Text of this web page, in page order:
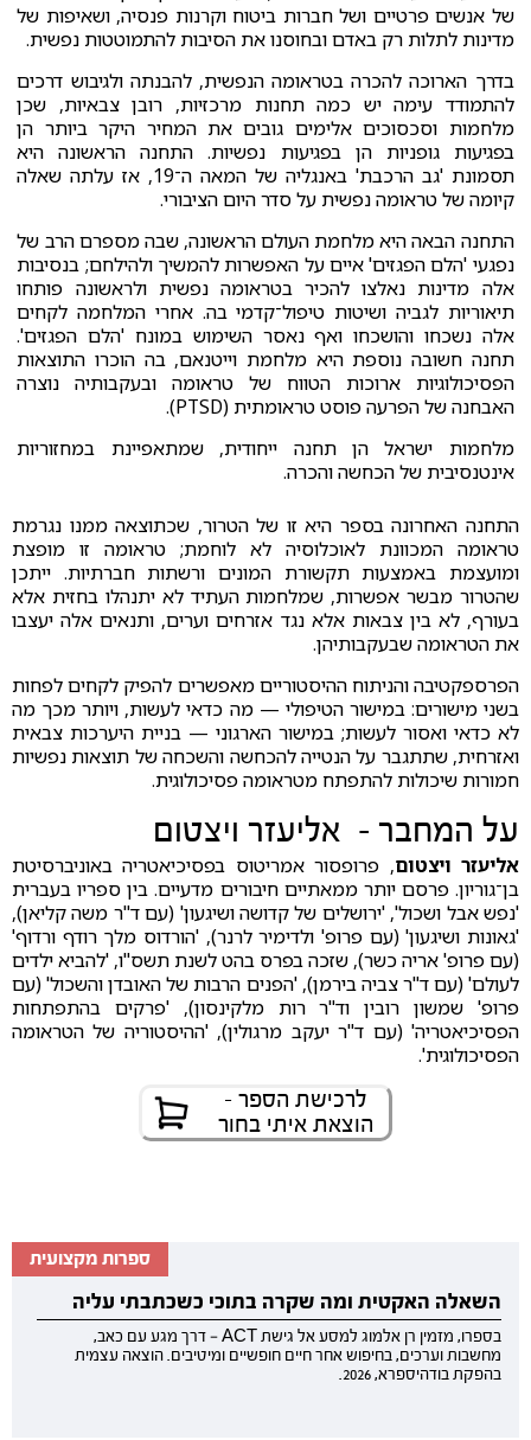
של אנשים פרטיים ושל חברות ביטוח וקרנות פנסיה, ושאיפות של
מדינות לתלות רק באדם ובחוסנו את הסיבות להתמוטטות נפשית.
בדרך הארוכה להכרה בטראומה הנפשית, להבנתה ולגיבוש דרכים
להתמודד עימה יש כמה תחנות מרכזיות, רובן צבאיות, שכן
מלחמות וסכסוכים אלימים גובים את המחיר היקר ביותר הן
בפגיעות גופניות הן בפגיעות נפשיות. התחנה הראשונה היא
תסמונת 'גב הרכבת' באנגליה של המאה ה־19, אז עלתה שאלה
קיומה של טראומה נפשית על סדר היום הציבורי.
התחנה הבאה היא מלחמת העולם הראשונה, שבה מספרם הרב של
נפגעי 'הלם הפגזים' איים על האפשרות להמשיך ולהילחם; בנסיבות
אלה מדינות נאלצו להכיר בטראומה נפשית ולראשונה פותחו
תיאוריות לגביה ושיטות טיפול־קדמי בה. אחרי המלחמה לקחים
אלה נשכחו והושכחו ואף נאסר השימוש במונח 'הלם הפגזים'.
תחנה חשובה נוספת היא מלחמת וייטנאם, בה הוכרו התוצאות
הפסיכולוגיות ארוכות הטווח של טראומה ובעקבותיה נוצרה
האבחנה של הפרעה פוסט טראומתית (PTSD).
מלחמות ישראל הן תחנה ייחודית, שמתאפיינת במחזוריות
אינטנסיבית של הכחשה והכרה.
התחנה האחרונה בספר היא זו של הטרור, שכתוצאה ממנו נגרמת
טראומה המכוונת לאוכלוסיה לא לוחמת; טראומה זו מופצת
ומועצמת באמצעות תקשורת המונים ורשתות חברתיות. ייתכן
שהטרור מבשר אפשרות, שמלחמות העתיד לא יתנהלו בחזית אלא
בעורף, לא בין צבאות אלא נגד אזרחים וערים, ותנאים אלה יעצבו
את הטראומה שבעקבותיהן.
הפרספקטיבה והניתוח ההיסטוריים מאפשרים להפיק לקחים לפחות
בשני מישורים: במישור הטיפולי — מה כדאי לעשות, ויותר מכך מה
לא כדאי ואסור לעשות; במישור הארגוני — בניית היערכות צבאית
ואזרחית, שתתגבר על הנטייה להכחשה והשכחה של תוצאות נפשיות
חמורות שיכולות להתפתח מטראומה פסיכולוגית.
על המחבר - אליעזר ויצטום
אליעזר ויצטום, פרופסור אמריטוס בפסיכיאטריה באוניברסיטת
בן־גוריון. פרסם יותר ממאתיים חיבורים מדעיים. בין ספריו בעברית
'נפש אבל ושכול', 'ירושלים של קדושה ושיגעון' (עם ד"ר משה קליאן),
'גאונות ושיגעון' (עם פרופ' ולדימיר לרנר), 'הורדוס מלך רודף ורדוף'
(עם פרופ' אריה כשר), שזכה בפרס בהט לשנת תשס"ו, 'להביא ילדים
לעולם' (עם ד"ר צביה בירמן), 'הפנים הרבות של האובדן והשכול' (עם
פרופ' שמשון רובין וד"ר רות מלקינסון), 'פרקים בהתפתחות
הפסיכיאטריה' (עם ד"ר יעקב מרגולין), 'ההיסטוריה של הטראומה
הפסיכולוגית'.
לרכישת הספר -
הוצאת איתי בחור
ספרות מקצועית
השאלה האקטית ומה שקרה בתוכי כשכתבתי עליה
בספרו, מזמין רן אלמוג למסע אל גישת ACT — דרך מגע עם כאב,
מחשבות וערכים, בחיפוש אחר חיים חופשיים ומיטיבים. הוצאה עצמית
בהפקת בודהיספרא, 2026.